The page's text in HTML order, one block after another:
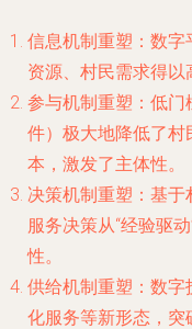
信息机制重塑：数
资源、村民需求得以
参与机制重塑：低
件）极大地降低了
本，激发了主体性。
决策机制重塑：基
服务决策从“经验驱
性。
供给机制重塑：数
化服务等新形态，